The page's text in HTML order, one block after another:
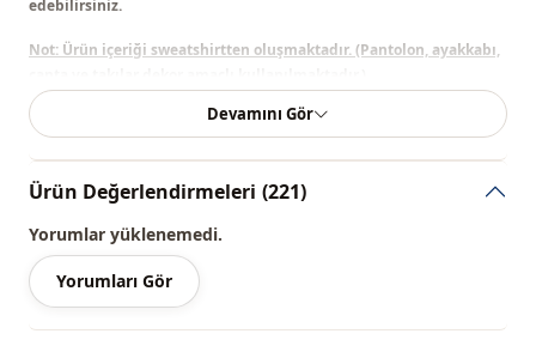
edebilirsiniz.
Not: Ürün içeriği sweatshirtten oluşmaktadır. (Pantolon, ayakkabı,
Not:
Ürünün renginde konsept çekimlerinden dolayı ton farklılığı
olabilir.
Yıkama:30 derecede yıkayınız.
%50 Pamuk , %50 Elastan
Yaka
Mevsi̇m Mevsimlik
Devamını Gör
Ürün Değerlendirmeleri (221)
Yorumlar yüklenemedi.
Yorumları Gör